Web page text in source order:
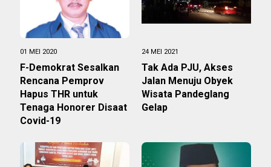
01 MEI 2020
F-Demokrat Sesalkan
Rencana Pemprov
Hapus THR untuk
Tenaga Honorer Disaat
Covid-19
24 MEI 2021
Tak Ada PJU, Akses
Jalan Menuju Obyek
Wisata Pandeglang
Gelap